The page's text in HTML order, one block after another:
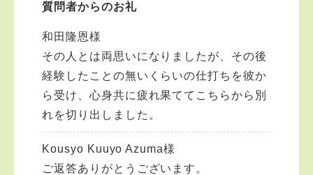
質問者からのお礼
和田隆恩様
その人とは両思いになりましたが、その後
経験したことの無いくらいの仕打ちを彼か
ら受け、心身共に疲れ果ててこちらから別
れを切り出しました。
Kousyo Kuuyo Azuma様
ご返答ありがとうございます。